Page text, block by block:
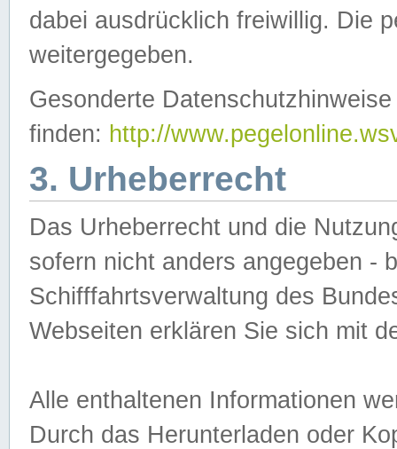
dabei ausdrücklich freiwillig. Die
weitergegeben.
Gesonderte
finden: http://
3. Urheberrecht
Das Urheberrecht und die
sofern nicht anders angegeben -
Schifffahrtsverwaltung des
Webseiten erklären Sie sich mit
Alle enthaltenen Informationen
Durch das Herunterladen oder